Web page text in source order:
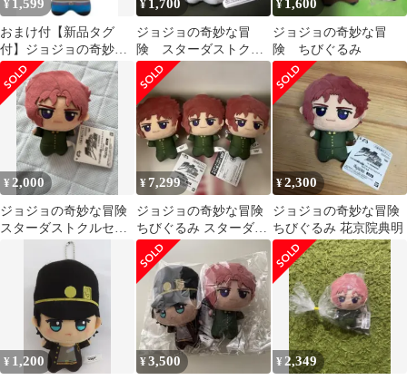
¥ 1,599
おまけ付【新品タグ
付】ジョジョの奇妙な
冒険 ファントムブラッ
ド戦闘潮流 ジョセフ
¥ 1,700
ジョジョの奇妙な冒
険 スターダストクル
セイダース ちびぐる
み ポルナレフ
¥ 1,600
ジョジョの奇妙な冒
険 ちびぐるみ
¥ 2,000
ジョジョの奇妙な冒険
スターダストクルセイ
ダース ちびぐるみ 花京
¥7,299
ジョジョの奇妙な冒険
ちびぐるみ スターダス
トクルセイダース 花京
院典明 3点
¥2,300
ジョジョの奇妙な冒険
ちびぐるみ 花京院典明
¥ 1,200 ¥3,500 ¥ 2,349